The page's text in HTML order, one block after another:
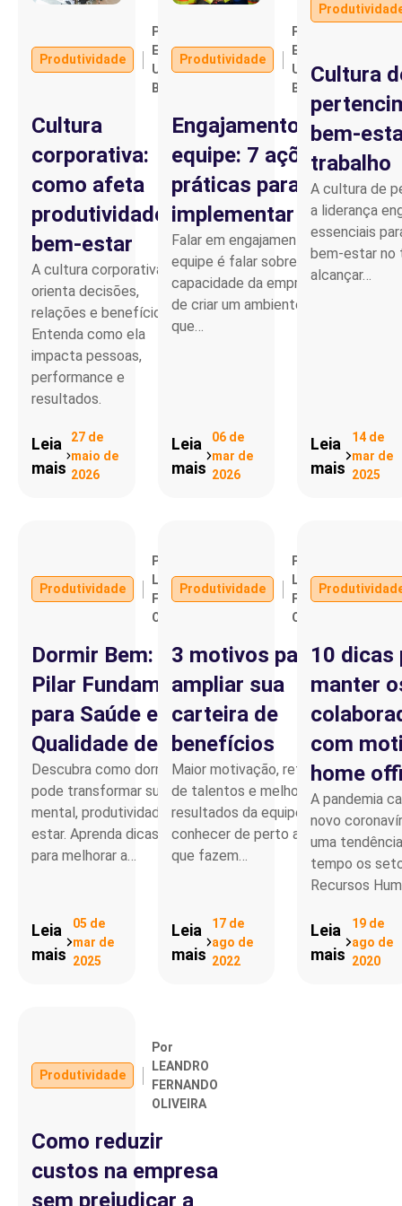
Parceiro de Vendas
Cartilha de Diversidade
Trabalhe Conosco
Produtividade
Por
Equipe
Up
Brasil
Cultura
corporativa:
como afeta
produtividade e
bem-estar
A cultura corporativa
orienta decisões,
relações e benefícios.
Entenda como ela
impacta pessoas,
performance e
resultados.
Leia
mais
27 de
maio de
2026
Produtividade
Por
Equipe
Up
Brasil
Engajamento de
equipe: 7 ações
práticas para
implementar
Falar em engajamento de
equipe é falar sobre a
capacidade da empresa
de criar um ambiente em
que…
Leia
mais
06 de
mar de
2026
Cultura
bem-
trabalho
A cultura de
a liderança
essenciais
bem-estar no
alcançar…
Leia
mais
14 de
mar de
2025
Produtividade
Por
LEANDRO
FERNANDO
OLIVEIRA
Dormir Bem: O
Pilar Fundamental
para Saúde e
Qualidade de Vida
Descubra como dormir bem
pode transformar sua saúde
mental, produtividade e bem-
estar. Aprenda dicas práticas
para melhorar a…
Leia
mais
05 de
mar de
2025
Produtividade
Por
LEANDRO
FERNANDO
OLIVEIRA
3 motivos para
ampliar sua
carteira de
benefícios
Maior motivação, retenção
de talentos e melhores
resultados da equipe. Quer
conhecer de perto as razões
que fazem…
Leia
mais
17 de
ago de
2022
10 dicas
manter
com
home
A pandemia
novo
uma
tempo os
Recursos
Leia
mais
19 de
ago de
2020
Produtividade
Por
LEANDRO
FERNANDO
OLIVEIRA
Como reduzir
custos na empresa
sem prejudicar a